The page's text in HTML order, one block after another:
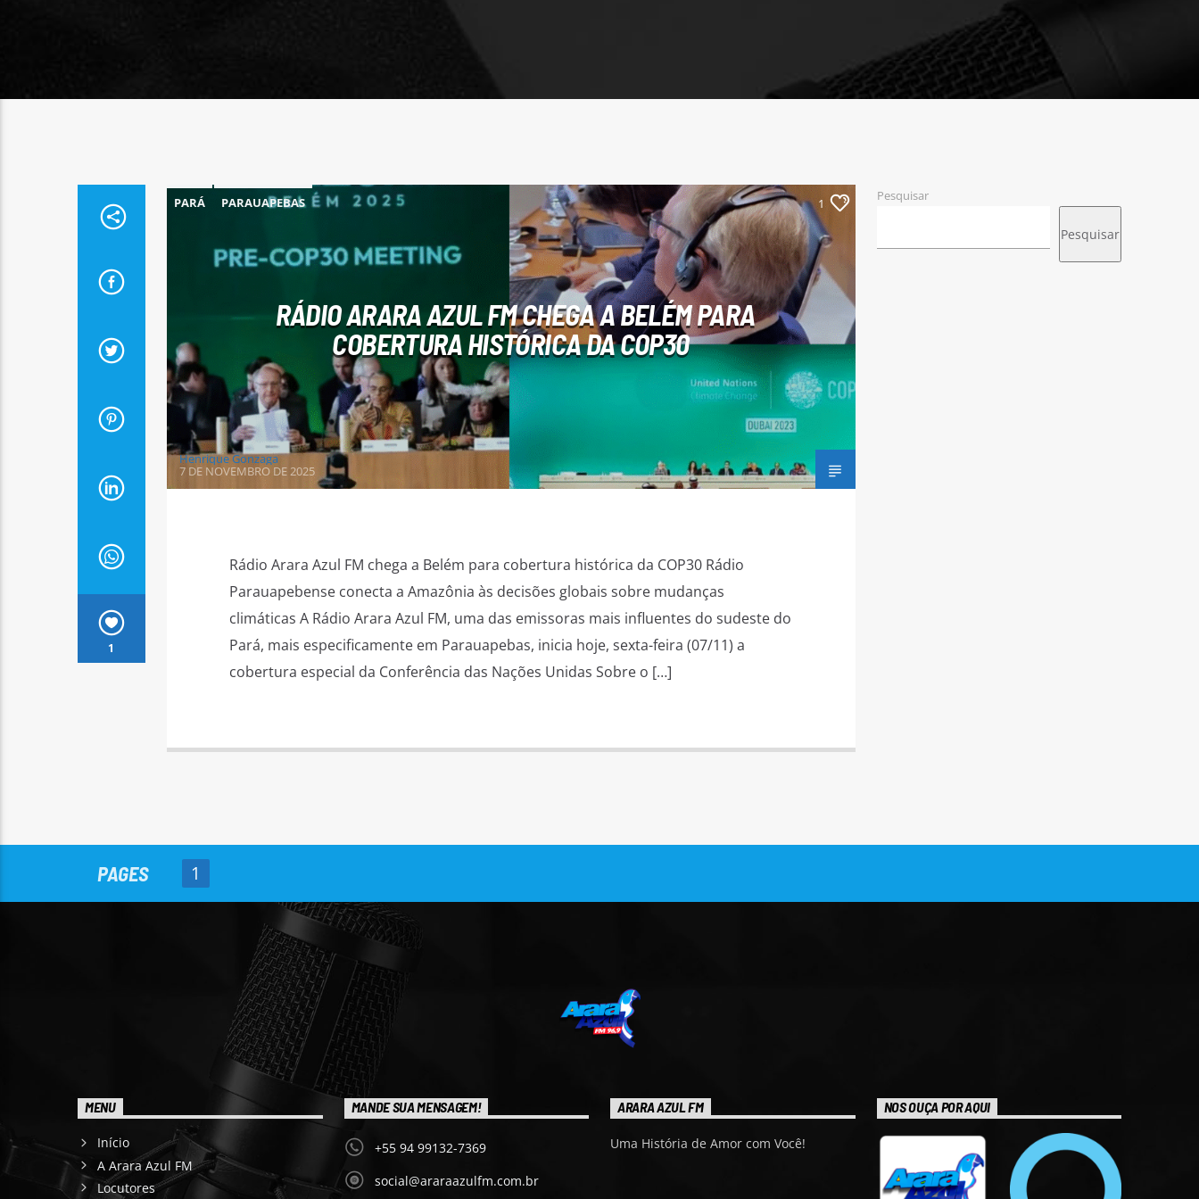
1
PARÁ PARAUAPEBAS 1
RÁDIO ARARA AZUL FM CHEGA A BELÉM PARA
COBERTURA HISTÓRICA DA COP30
Henrique Gonzaga
7 DE NOVEMBRO DE 2025
Rádio Arara Azul FM chega a Belém para cobertura histórica da COP30 Rádio
Parauapebense conecta a Amazônia às decisões globais sobre mudanças
climáticas A Rádio Arara Azul FM, uma das emissoras mais influentes do sudeste do
Pará, mais especificamente em Parauapebas, inicia hoje, sexta-feira (07/11) a
cobertura especial da Conferência das Nações Unidas Sobre o […]
Pesquisar
Pesquisar
PAGES 1
MENU
Início
A Arara Azul FM
Locutores
MANDE SUA MENSAGEM!
+55 94 99132-7369
social@araraazulfm.com.br
ARARA AZUL FM
Uma História de Amor com Você!
NOS OUÇA POR AQUI